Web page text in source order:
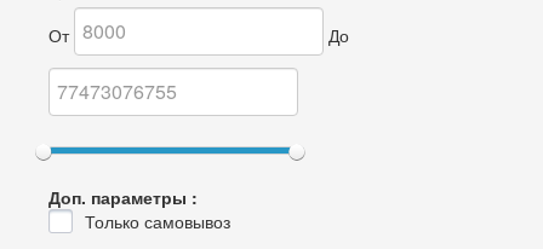
От
До
Доп. параметры :
Только самовывоз